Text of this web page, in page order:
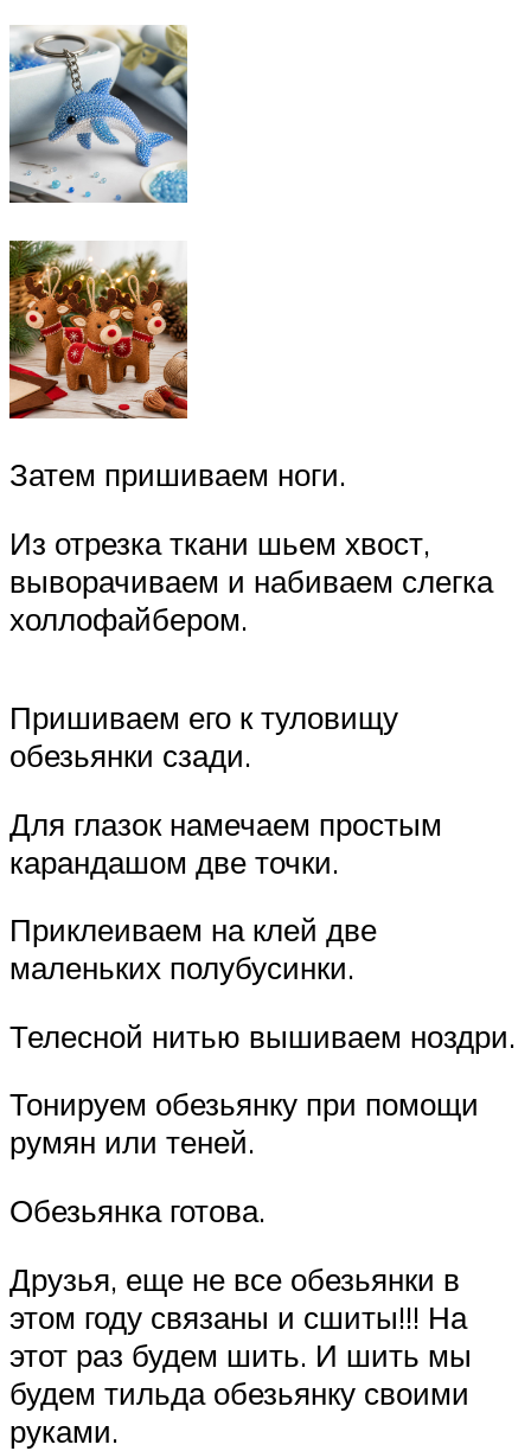
Затем пришиваем ноги.
Из отрезка ткани шьем хвост,
выворачиваем и набиваем слегка
холлофайбером.
Пришиваем его к туловищу
обезьянки сзади.
Для глазок намечаем простым
карандашом две точки.
Приклеиваем на клей две
маленьких полубусинки.
Телесной нитью вышиваем ноздри.
Тонируем обезьянку при помощи
румян или теней.
Обезьянка готова.
Друзья, еще не все обезьянки в
этом году связаны и сшиты!!! На
этот раз будем шить. И шить мы
будем тильда обезьянку своими
руками.